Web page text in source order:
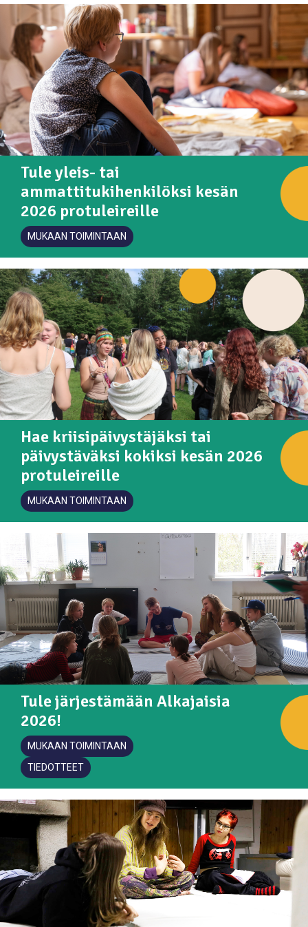
Tule yleis- tai
ammattitukihenkilöksi kesän
2026 protuleireille
MUKAAN TOIMINTAAN
Hae kriisipäivystäjäksi tai
päivystäväksi kokiksi kesän 2026
protuleireille
MUKAAN TOIMINTAAN
Tule järjestämään Alkajaisia
2026!
MUKAAN TOIMINTAAN
TIEDOTTEET